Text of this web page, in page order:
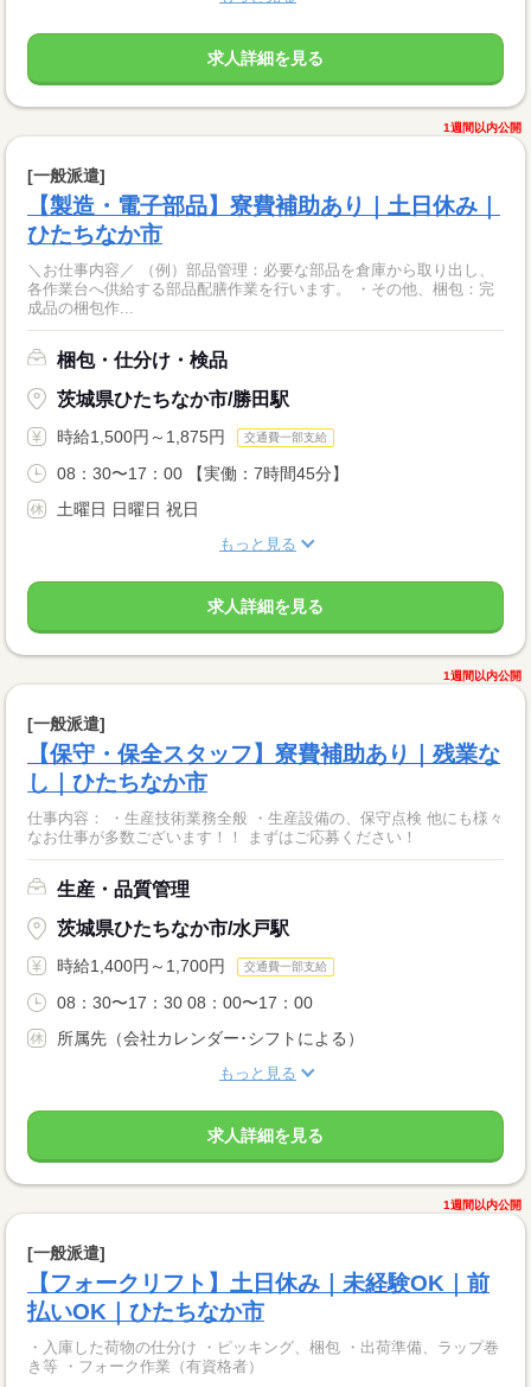
求人詳細を見る
1週間以内公開
[一般派遣]
【製造・電子部品】寮費補助あり｜土日休み｜
ひたちなか市
＼お仕事内容／ （例）部品管理：必要な部品を倉庫から取り出し、
各作業台へ供給する部品配膳作業を行います。 ・その他、梱包：完
成品の梱包作...
梱包・仕分け・検品
茨城県ひたちなか市/勝田駅
時給1,500円～1,875円 交通費一部支給
08：30〜17：00 【実働：7時間45分】
土曜日 日曜日 祝日
もっと見る
求人詳細を見る
1週間以内公開
[一般派遣]
【保守・保全スタッフ】寮費補助あり｜残業な
し｜ひたちなか市
仕事内容： ・生産技術業務全般 ・生産設備の、保守点検 他にも様々
なお仕事が多数ございます！！ まずはご応募ください！
生産・品質管理
茨城県ひたちなか市/水戸駅
時給1,400円～1,700円 交通費一部支給
08：30〜17：30 08：00〜17：00
所属先（会社カレンダー･シフトによる）
もっと見る
求人詳細を見る
1週間以内公開
[一般派遣]
【フォークリフト】土日休み｜未経験OK｜前
払いOK｜ひたちなか市
・入庫した荷物の仕分け ・ピッキング、梱包 ・出荷準備、ラップ巻
き等 ・フォーク作業（有資格者）